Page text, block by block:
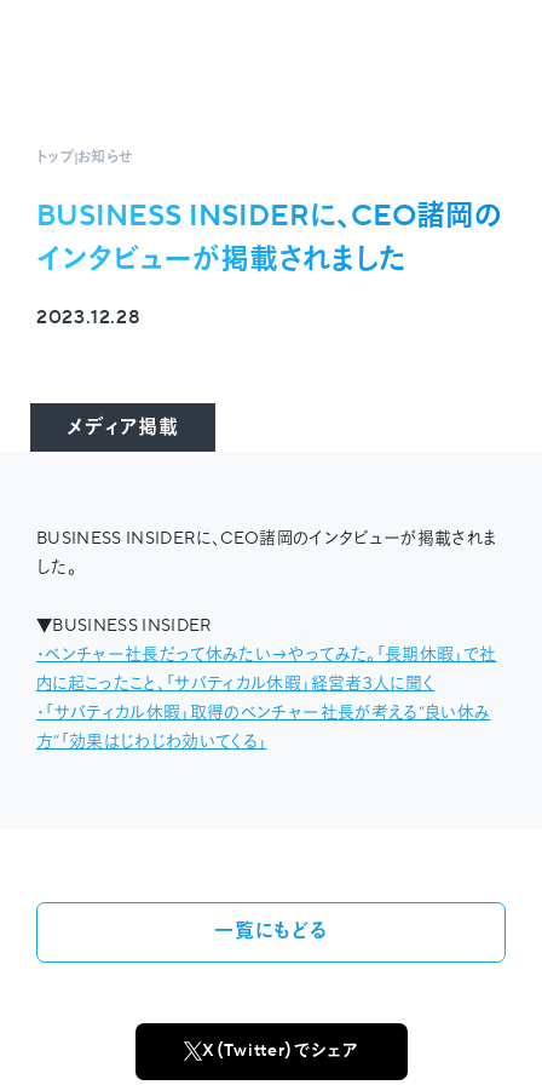
トップお知らせ
BUSINESS INSIDERに、CEO諸岡の
インタビューが掲載されました
2023.12.28
メディア掲載
BUSINESS INSIDERに、CEO諸岡のインタビューが掲載されま
した。
▼BUSINESS INSIDER
・ベンチャー社長だって休みたい→やってみた。｢長期休暇｣で社
内に起こったこと、｢サバティカル休暇｣経営者3人に聞く
・｢サバティカル休暇｣取得のベンチャー社長が考える“良い休み
方”｢効果はじわじわ効いてくる｣
一覧にもどる
X（Twitter）でシェア